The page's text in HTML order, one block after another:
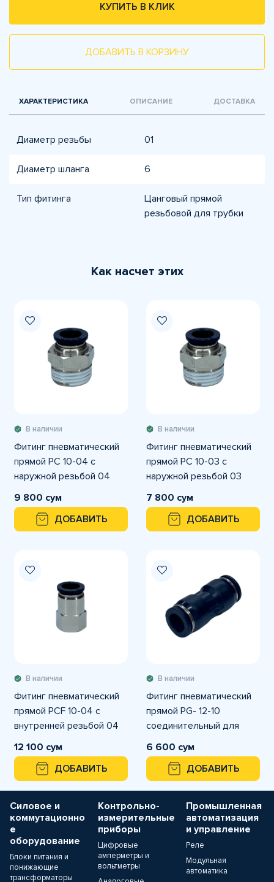
КУПИТЬ В КЛИК
ДОБАВИТЬ В КОРЗИНУ
ХАРАКТЕРИСТИКА ОПИСАНИЕ ДОСТАВКА
Диаметр резьбы 01
Диаметр шланга 6
Тип фитинга
Цанговый прямой
резьбовой для трубки
Как насчет этих
В наличии
Фитинг пневматический
прямой PC 10-04 с
наружной резьбой 04
9 800 сум
ДОБАВИТЬ
В наличии
Фитинг пневматический
прямой PC 10-03 с
наружной резьбой 03
7 800 сум
ДОБАВИТЬ
В наличии
Фитинг пневматический
прямой PCF 10-04 с
внутренней резьбой 04
12 100 сум
ДОБАВИТЬ
В наличии
Фитинг пневматический
прямой PG- 12-10
соединительный для
трубок с наружным
диаметром 12 мм
6 600 сум
ДОБАВИТЬ
Силовое и
коммутационно
е
оборудование
Блоки питания и
понижающие
трансформаторы
Контрольно-
измерительные
приборы
Цифровые
амперметры и
вольтметры
Промышленная
автоматизация
и управление
Реле
Модульная
автоматика